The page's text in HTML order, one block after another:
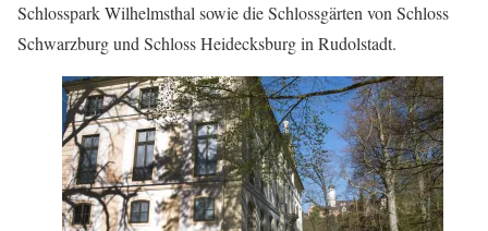
Schlosspark Wilhelmsthal sowie die Schlossgärten von Schloss
Schwarzburg und Schloss Heidecksburg in Rudolstadt.